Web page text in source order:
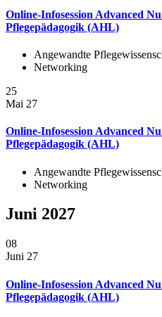
Online-Infosession Advanced
Pflegepädagogik (AHL)
Angewandte
Networking
25
Mai 27
Online-Infosession Advanced
Pflegepädagogik (AHL)
Angewandte
Networking
Juni 2027
08
Juni 27
Online-Infosession Advanced
Pflegepädagogik (AHL)